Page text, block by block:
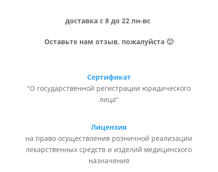
доставка с 8 до 22 пн-вс
Оставьте нам отзыв, пожалуйста 🙂
Сертификат
"О государственной регистрации юридического
лица"
Лицензия
на право осуществления розничной реализации
лекарственных средств и изделий медицинского
назначения